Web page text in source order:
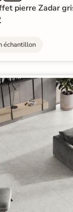
pierre Zadar
échantillon